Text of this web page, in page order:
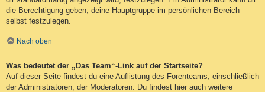
die Berechtigung geben, deine Hauptgruppe im persönlichen Bereich
selbst festzulegen.
Nach oben
Was bedeutet der „Das Team“-Link auf der Startseite?
Auf dieser Seite findest du eine Auflistung des Forenteams, einschließlich
der Administratoren, der Moderatoren. Du findest hier auch weitere